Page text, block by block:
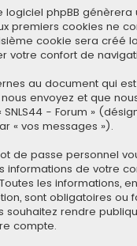
logiciel phpBB
cookies ne
cookie sera créé
votre confort de
au document qui
envoyez et que
- Forum »
« vos messages »).
de passe personnel
de votre
les informations,
sont obligatoires ou
rendre
compte.